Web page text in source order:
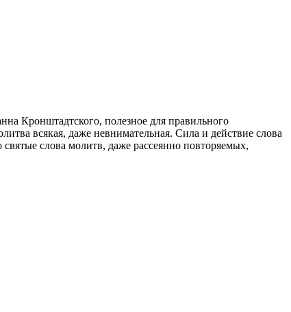
Кронштадтского, полезное для правильного
всякая, даже невнимательная. Сила и действие слова
слова молитв, даже рассеянно повторяемых,